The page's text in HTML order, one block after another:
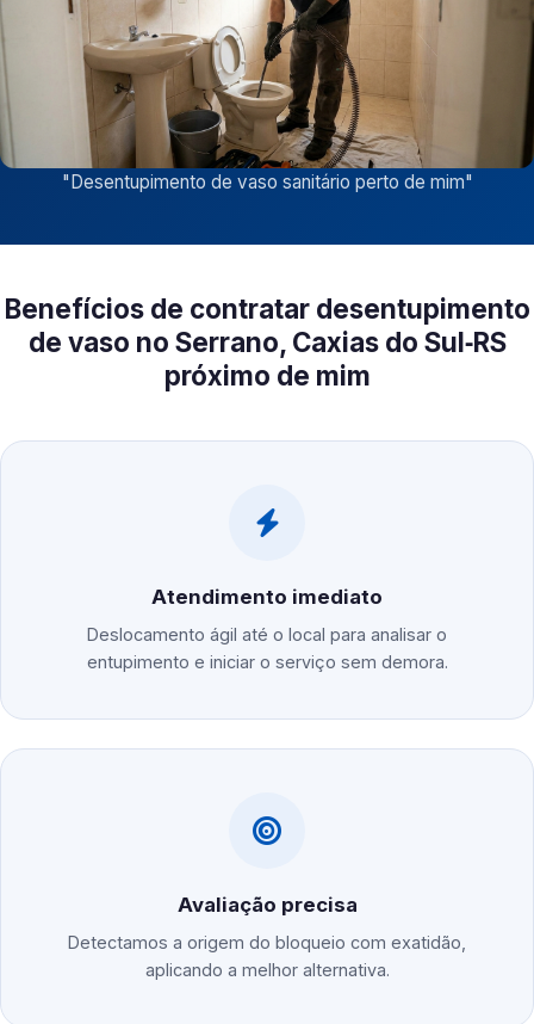
"Desentupimento de vaso sanitário perto de mim"
Benefícios de contratar desentupimento
de vaso no Serrano, Caxias do Sul‑RS
próximo de mim
Atendimento imediato
Deslocamento ágil até o local para analisar o
entupimento e iniciar o serviço sem demora.
Avaliação precisa
Detectamos a origem do bloqueio com exatidão,
aplicando a melhor alternativa.